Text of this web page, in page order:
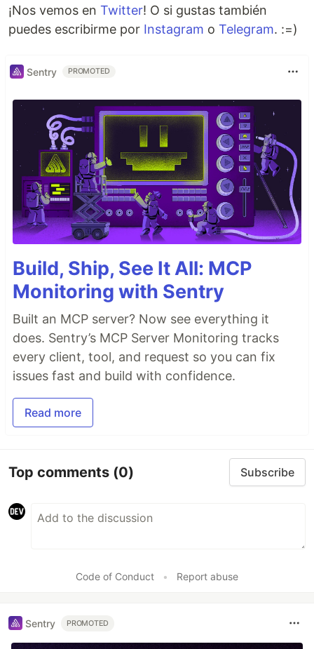
¡Nos vemos en Twitter! O si gustas también
puedes escribirme por Instagram o Telegram. :=)
Sentry PROMOTED
Build, Ship, See It All: MCP
Monitoring with Sentry
Built an MCP server? Now see everything it
does. Sentry’s MCP Server Monitoring tracks
every client, tool, and request so you can fix
issues fast and build with confidence.
Read more
Top comments (0) Subscribe
Code of Conduct • Report abuse
Sentry PROMOTED